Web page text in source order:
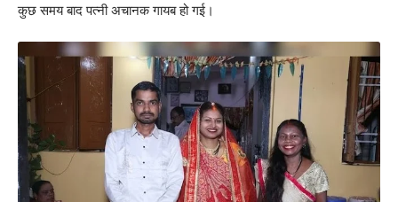
कुछ समय बाद पत्नी अचानक गायब हो गई।